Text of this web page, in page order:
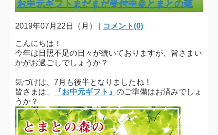
お中元ギフトまだまだ受付中＠とまとの森
2019年07月22日（月） | コメント(0)
こんにちは！
今年は日照不足の日々が続いておりますが、皆さまい
かがお過ごしでしょうか？
気づけは、7月も後半となりましたね！
皆さまは、
『お中元ギフト』 のご準備はお済みでしょ
うか？